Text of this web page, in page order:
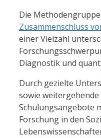
Die
Zusammenschluss
einer Vielzahl
Diagnostik und
Durch gezielte
sowie
Schulungsangebote
Forschung in den